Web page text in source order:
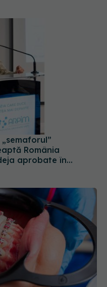
România
aprobate în
pentru adulți: tipuri și